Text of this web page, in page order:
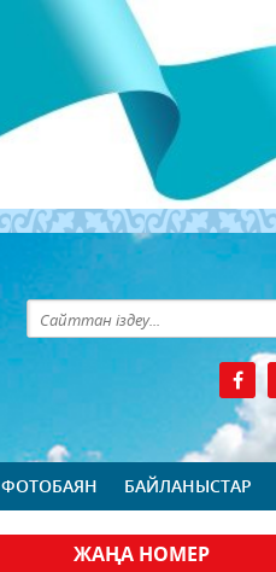
ФОТОБАЯН БАЙЛАНЫСТАР
ЖАҢА НОМЕР